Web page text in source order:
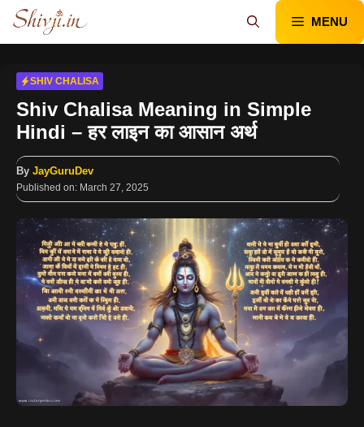
Skip
content
MENU
SHIV CHALISA
Shiv Chalisa Meaning in Simple
Hindi – हर लाइन का आसान अर्थ
By JayGuruDev
Published on: March 27, 2025